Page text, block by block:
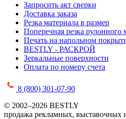
Запросить акт сверки
Доставка заказа
Резка материала в размер
Поперечная резка рулонного
Печать на напольном
BESTLY - РАСКРОЙ
Зеркальные поверхности
Оплата по номеру счета
8 (800) 301-07-90
© 2002–2026 BESTLY
продажа рекламных, выставочных